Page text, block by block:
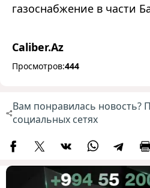
газоснабжение в части
Caliber.Az
Просмотров:444
Вам понравилась новость?
социальных сетях